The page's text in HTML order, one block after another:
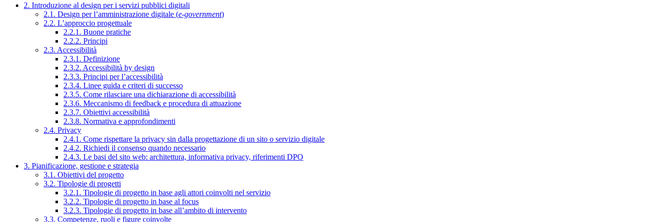
2. Introduzione al design per i servizi pubblici digitali
2.1. Design per l’amministrazione digitale (e-government)
2.2. L’approccio progettuale
2.2.1. Buone pratiche
2.2.2. Principi
2.3. Accessibilità
2.3.1. Definizione
2.3.2. Accessibilità by design
2.3.3. Principi per l’accessibilità
2.3.4. Linee guida e criteri di successo
2.3.5. Come rilasciare una dichiarazione di accessibilità
2.3.6. Meccanismo di feedback e procedura di attuazione
2.3.7. Obiettivi accessibilità
2.3.8. Normativa e approfondimenti
2.4. Privacy
2.4.1. Come rispettare la privacy sin dalla progettazione di un sito o servizio digitale
2.4.2. Richiedi il consenso quando necessario
2.4.3. Le basi del sito web: architettura, informativa privacy, riferimenti DPO
3. Pianificazione, gestione e strategia
3.1. Obiettivi del progetto
3.2. Tipologie di progetti
3.2.1. Tipologie di progetto in base agli attori coinvolti nel servizio
3.2.2. Tipologie di progetto in base al focus
3.2.3. Tipologie di progetto in base all’ambito di intervento
3.3. Competenze, ruoli e figure coinvolte